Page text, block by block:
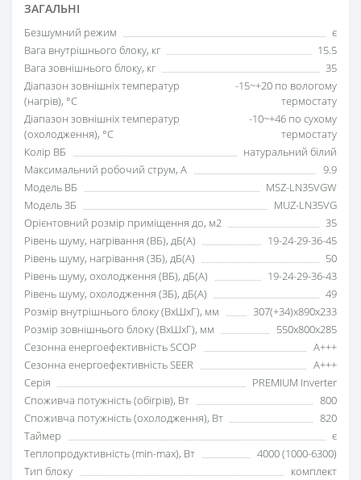
ЗАГАЛЬНІ
Безшумний режим
є
Вага внутрішнього блоку, кг
15.5
Вага зовнішнього блоку, кг
35
Діапазон зовнішніх температур
(нагрів), °C
-15~+20 по вологому
термостату
Діапазон зовнішніх температур
(охолодження), °C
-10~+46 по сухому
термостату
Колір ВБ
натуральний білий
Максимальний робочий струм, А
9.9
Модель ВБ
MSZ-LN35VGW
Модель ЗБ
MUZ-LN35VG
Орієнтовний розмір приміщення до, м2
35
Рівень шуму, нагрівання (ВБ), дБ(А)
19-24-29-36-45
Рівень шуму, нагрівання (ЗБ), дБ(А)
50
Рівень шуму, охолодження (ВБ), дБ(А)
19-24-29-36-43
Рівень шуму, охолодження (ЗБ), дБ(А)
49
Розмір внутрішнього блоку (ВхШхГ), мм
307(+34)x890x233
Розмір зовнішнього блоку (ВхШхГ), мм
550x800x285
Сезонна енергоефективність SCOP
A+++
Сезонна енергоефективність SEER
A+++
Серія
PREMIUM Inverter
Споживча потужність (обігрів), Вт
800
Споживча потужність (охолодження), Вт
820
Таймер
є
Теплопродуктивність (min-max), Вт
4000 (1000-6300)
Тип блоку
комплект